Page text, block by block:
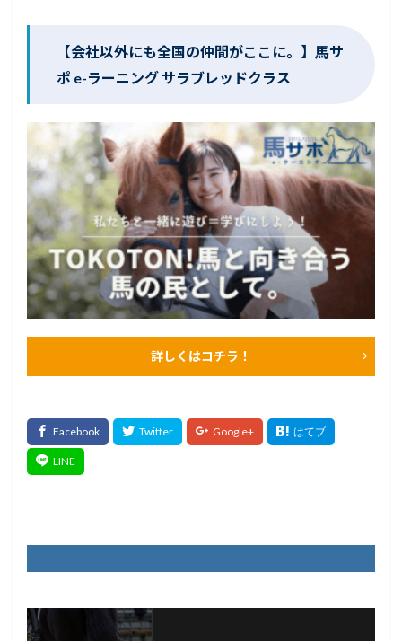
【会社以外にも全国の仲間がここに。】馬サ
ポ e-ラーニング サラブレッドクラス
詳しくはコチラ！